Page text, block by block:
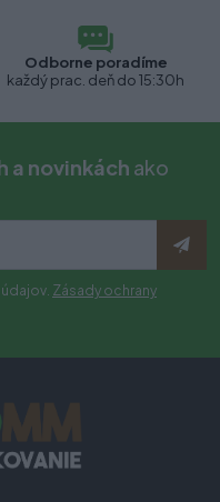
Odborne poradíme
každý prac. deň do 15:30h
a novinkách ako
Zásady ochrany